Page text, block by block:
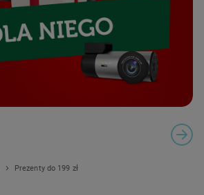
CAROUSEL NAVIGATION
Prezenty do 199 zł